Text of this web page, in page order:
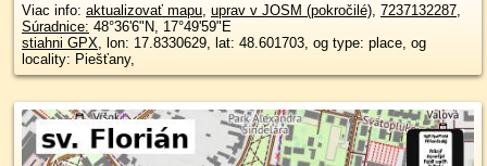
Viac info: aktualizovať mapu, uprav v JOSM (pokročilé), 7237132287,
Súradnice: 48°36'6"N, 17°49'59"E
stiahni GPX, lon: 17.8330629, lat: 48.601703, og type: place, og
locality: Piešťany,